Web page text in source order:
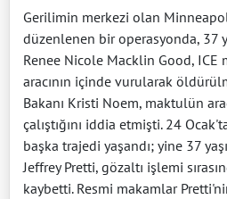
Gerilimin merkezi olan
düzenlenen bir operasyonda, 37
Renee Nicole Macklin Good, ICE
aracının içinde vurularak
Bakanı Kristi Noem, maktulün
çalıştığını iddia etmişti. 24
başka trajedi yaşandı; yine 37
Jeffrey Pretti, gözaltı işlemi
kaybetti. Resmi makamlar